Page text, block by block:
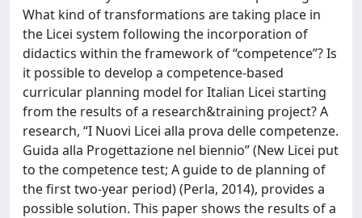
What kind of transformations are taking place in
the Licei system following the incorporation of
didactics within the framework of “competence”? Is
it possible to develop a competence-based
curricular planning model for Italian Licei starting
from the results of a research&training project? A
research, “I Nuovi Licei alla prova delle competenze.
Guida alla Progettazione nel biennio” (New Licei put
to the competence test; A guide to de planning of
the first two-year period) (Perla, 2014), provides a
possible solution. This paper shows the results of a